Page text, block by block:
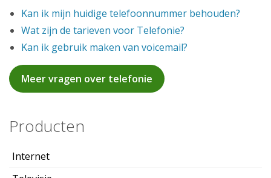
Kan ik mijn huidige telefoonnummer behouden?
Wat zijn de tarieven voor Telefonie?
Kan ik gebruik maken van voicemail?
Meer vragen over telefonie
Producten
Internet